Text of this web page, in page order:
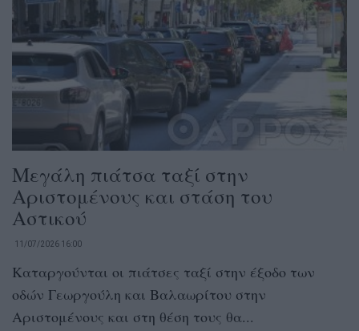
Μεγάλη πιάτσα ταξί στην
Αριστομένους και στάση του
Αστικού
11/07/2026 16:00
Καταργούνται οι πιάτσες ταξί στην έξοδο των
οδών Γεωργούλη και Βαλαωρίτου στην
Αριστομένους και στη θέση τους θα...